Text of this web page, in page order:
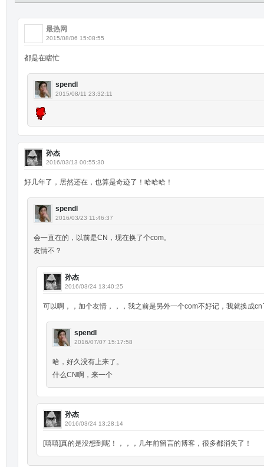
最热网
2015/08/06 15:08:55
都是在瞎忙
spendl
2015/08/11 23:32:11
孙杰
2016/03/13 00:55:30
好几年了，居然还在，也算是奇迹了！哈哈哈！
spendl
2016/03/23 11:46:37
会一直在的，以前是CN，现在换了个com。
友情不？
孙杰
2016/03/24 13:40:25
可以啊，，加个友情，，，我之前是另外一个com不好记，我就换成
spendl
2016/07/07 15:17:58
哈，好久没有上来了。
什么CN啊，来一个
孙杰
2016/03/24 13:28:14
[嘻嘻]真的是没想到呢！，，，几年前留言的博客，很多都消失了！